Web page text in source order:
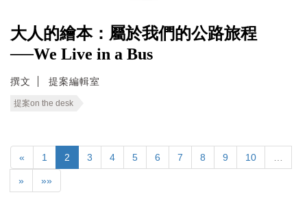
大人的繪本：屬於我們的公路旅程
──We Live in a Bus
撰文 提案編輯室
提案on the desk
« 1 2 3 4 5 6 7 8 9 10
» »»